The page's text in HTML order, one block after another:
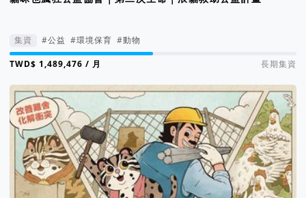
集資 #公益 #環境保育 #動物
集資進度 50%
/ 月 長期集資